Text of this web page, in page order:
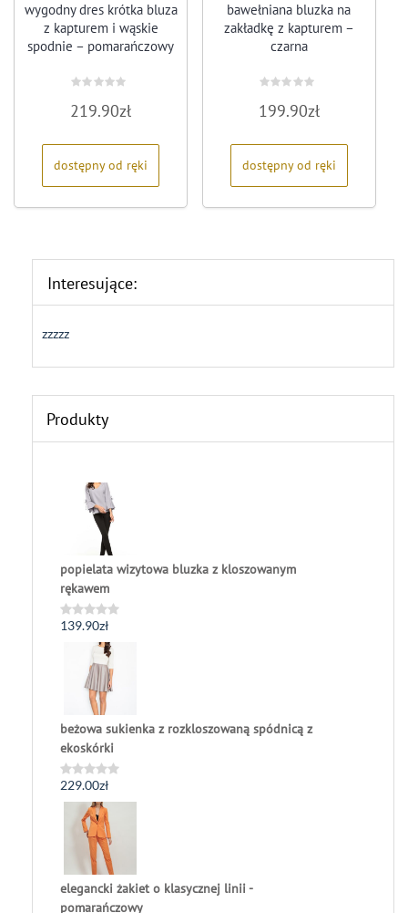
wygodny dres krótka bluza
z kapturem i wąskie
spodnie – pomarańczowy
0
na
219.90zł
dostępny od ręki
bawełniana bluzka na
zakładkę z kapturem –
czarna
0
na
199.90zł
dostępny od ręki
Interesujące:
zzzzz
Produkty
popielata wizytowa bluzka z kloszowanym
rękawem
Oceniono
139.90zł
beżowa sukienka z rozkloszowaną spódnicą z
ekoskórki
Oceniono
0
229.00zł
elegancki żakiet o klasycznej linii -
pomarańczowy